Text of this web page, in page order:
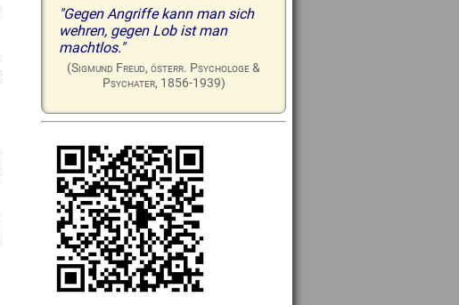
"Gegen Angriffe kann man sich
wehren, gegen Lob ist man
machtlos."
(Sigmund Freud, österr. Psychologe &
Psychater, 1856-1939)